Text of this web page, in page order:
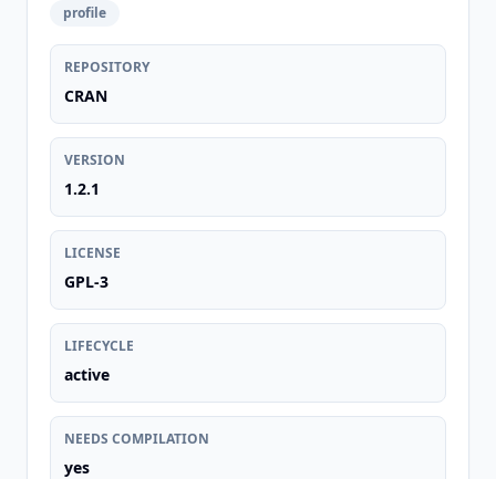
profile
REPOSITORY
CRAN
VERSION
1.2.1
LICENSE
GPL-3
LIFECYCLE
active
NEEDS COMPILATION
yes